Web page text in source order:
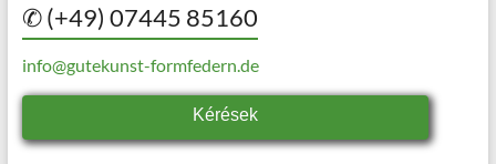
✆ (+49) 07445 85160
info@gutekunst-formfedern.de
Kérések